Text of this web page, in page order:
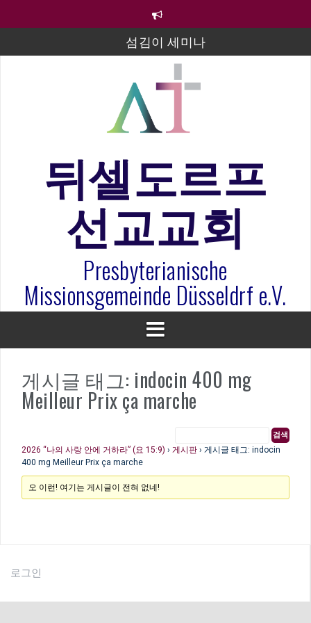
섬김이 세미나
김태희 자매 졸업연주
2023년 어린이 주일 유초등부 발표
라합3 나라 봉헌송
은퇴사-우선화 권사
20260322 주안에 가만히 머물기(요한복음 15:1-17) 손
훈목사
뒤셀도르프
선교교회
Presbyterianische
Missionsgemeinde Düsseldrf e.V.
게시글 태그: indocin 400 mg
Meilleur Prix ça marche
2026 “나의 사랑 안에 거하라” (요 15:9) › 게시판 › 게시글 태그: indocin
400 mg Meilleur Prix ça marche
오 이런! 여기는 게시글이 전혀 없네!
로그인